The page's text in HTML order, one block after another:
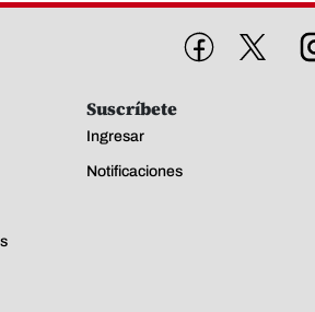
Suscríbete
Ingresar
Notificaciones